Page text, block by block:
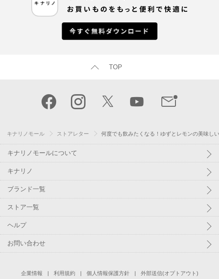
TOP
キナリノモール ストアレター 何度でも飲みたくなる！ゆずとレモンの美味し
キナリノモールについて
キナリノ
ブランド一覧
ストア一覧
ヘルプ
お問い合わせ
企業情報 利用規約 個人情報保護方針 外部送信(オプトアウト)